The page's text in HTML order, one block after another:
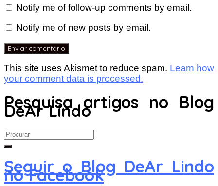
Notify me of follow-up comments by email.
Notify me of new posts by email.
This site uses Akismet to reduce spam. Learn how
your comment data is processed.
Pesquisa artigos no Blog
DeAr Lindo
Search
for:
Seguir o Blog DeAr Lindo
no Facebook